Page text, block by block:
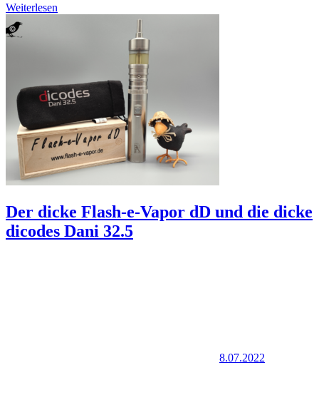
Weiterlesen
Der dicke Flash-e-Vapor dD und die dicke
dicodes Dani 32.5
8.07.2022